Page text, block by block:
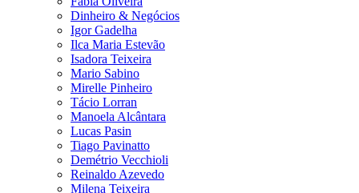
Dinheiro & Negócios
Igor Gadelha
Ilca Maria Estevão
Isadora Teixeira
Mario Sabino
Mirelle Pinheiro
Tácio Lorran
Manoela Alcântara
Lucas Pasin
Tiago Pavinatto
Demétrio Vecchioli
Reinaldo Azevedo
Milena Teixeira